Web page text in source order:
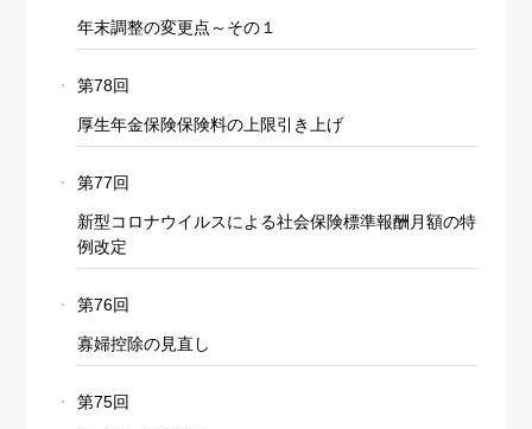
年末調整の変更点～その１
第78回
厚生年金保険保険料の上限引き上げ
第77回
新型コロナウイルスによる社会保険標準報酬月額の特
例改定
第76回
寡婦控除の見直し
第75回